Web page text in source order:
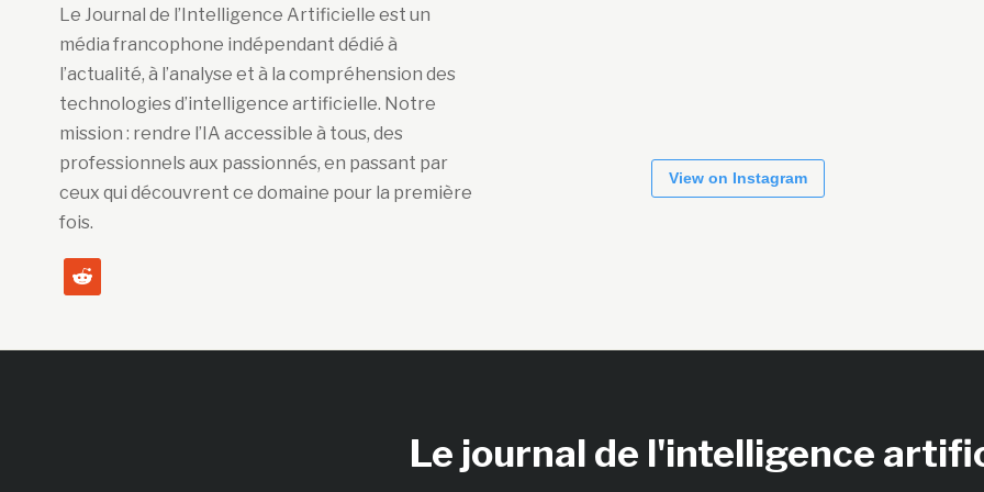
Le Journal de l’Intelligence Artificielle est un
média francophone indépendant dédié à
l’actualité, à l’analyse et à la compréhension des
technologies d’intelligence artificielle. Notre
mission : rendre l’IA accessible à tous, des
professionnels aux passionnés, en passant par
ceux qui découvrent ce domaine pour la première
fois.
reddit
View on Instagram
Le journal de l'intelligence